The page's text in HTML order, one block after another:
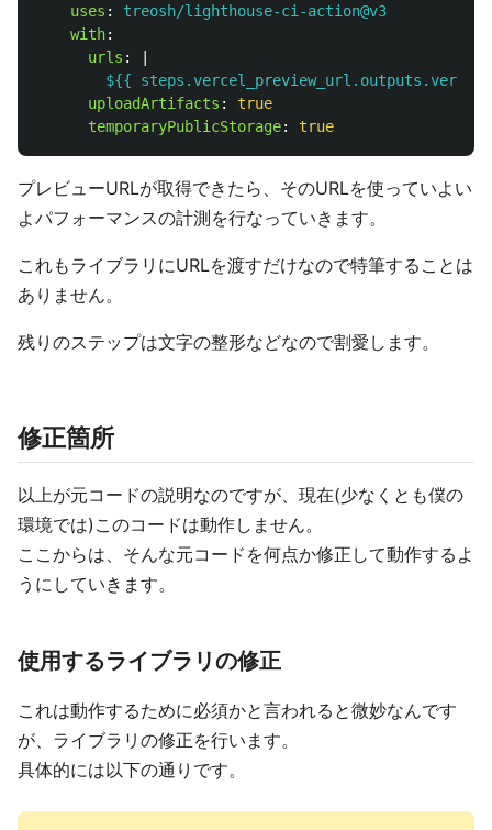
uses :
treosh/lighthouse-ci-action@v3
with:
urls :
${{
uploadArtifacts :
true
temporaryPublicStorage: true
プレビューURLが取得できたら、そのURLを使っていよい
よパフォーマンスの計測を行なっていきます。
これもライブラリにURLを渡すだけなので特筆することは
ありません。
残りのステップは文字の整形などなので割愛します。
修正箇所
以上が元コードの説明なのですが、現在(少なくとも僕の
環境では)このコードは動作しません。
ここからは、そんな元コードを何点か修正して動作するよ
うにしていきます。
使用するライブラリの修正
これは動作するために必須かと言われると微妙なんです
が、ライブラリの修正を行います。
具体的には以下の通りです。